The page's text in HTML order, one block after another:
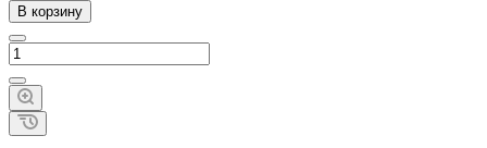
В корзину